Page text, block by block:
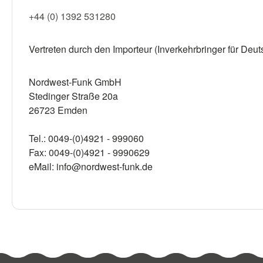
+44 (0) 1392 531280
Vertreten durch den Importeur (Inverkehrbringer für
Nordwest-Funk GmbH
Stedinger Straße 20a
26723 Emden
Tel.: 0049-(0)4921 - 999060
Fax: 0049-(0)4921 - 9990629
eMail: info@nordwest-funk.de